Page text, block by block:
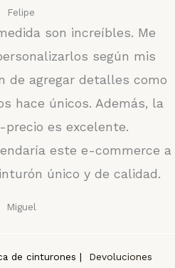
Felipe
son increíbles. Me
según mis
de agregar detalles como
hace únicos. Además, la
es excelente.
este e-commerce a
único y de calidad.
Miguel
de cinturones | Devoluciones